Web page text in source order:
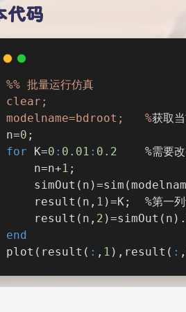
代码
%% 批量运行仿真
clear;
modelname=bdroot;   %获取
n=0 ;
for K=0 : 0.01 : 0.2
%需要
    n=n+
1 ;
    result(n,
1 )=K;  %第一列
    result(n,
2
end
plot(result( : , 1 ),result( : ,